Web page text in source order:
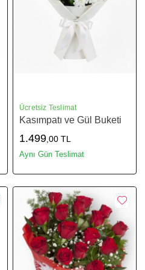
Ücretsiz Teslimat
Kasımpatı ve Gül Buketi
1.499,00 TL
Aynı Gün Teslimat